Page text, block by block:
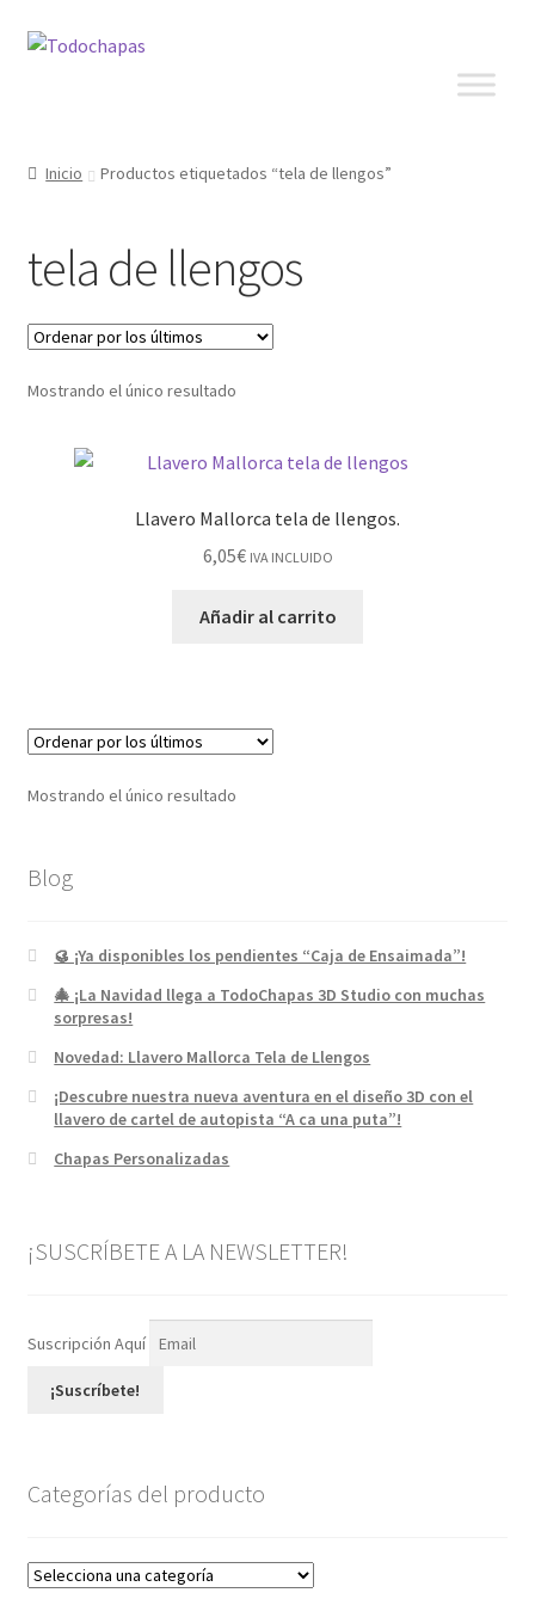
Inicio Productos etiquetados “tela de llengos”
tela de llengos
Mostrando el único resultado
Llavero Mallorca tela de llengos.
6,05€ IVA INCLUIDO
Añadir al carrito
Mostrando el único resultado
Blog
🥮 ¡Ya disponibles los pendientes “Caja de Ensaimada”!
🎄 ¡La Navidad llega a TodoChapas 3D Studio con muchas
sorpresas!
Novedad: Llavero Mallorca Tela de Llengos
¡Descubre nuestra nueva aventura en el diseño 3D con el
llavero de cartel de autopista “A ca una puta”!
Chapas Personalizadas
¡SUSCRÍBETE A LA NEWSLETTER!
Suscripción Aquí
¡Suscríbete!
Categorías del producto